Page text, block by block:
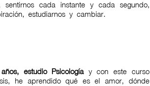
cada instante y cada segundo,
estudiarnos y cambiar.
estudio Psicologíay con este curso
he aprendido qué es el amor, dónde